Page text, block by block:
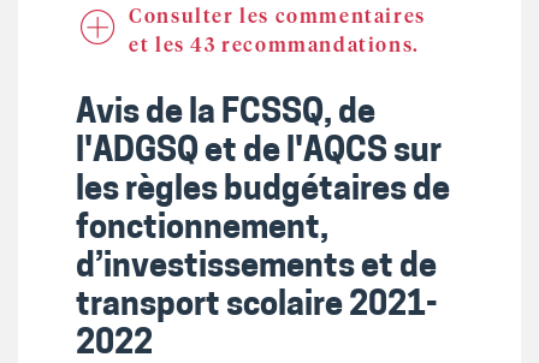
Consulter les commentaires
et les 43 recommandations.
Avis de la FCSSQ, de
l'ADGSQ et de l'AQCS sur
les règles budgétaires de
fonctionnement,
d’investissements et de
transport scolaire 2021-
2022